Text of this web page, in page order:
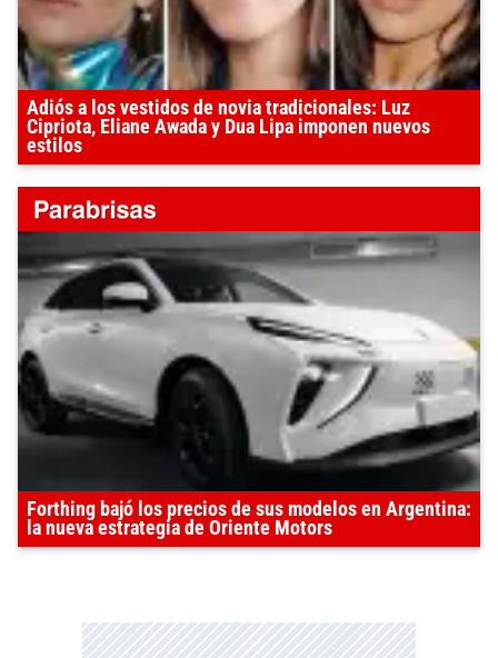
Adiós a los vestidos de novia tradicionales: Luz
Cipriota, Eliane Awada y Dua Lipa imponen nuevos
estilos
Forthing bajó los precios de sus modelos en Argentina:
la nueva estrategia de Oriente Motors